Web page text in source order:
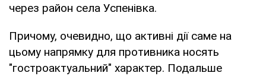
через район села Успенівка.
Причому, очевидно, що активні дії саме на
цьому напрямку для противника носять
"гостроактуальний" характер. Подальше